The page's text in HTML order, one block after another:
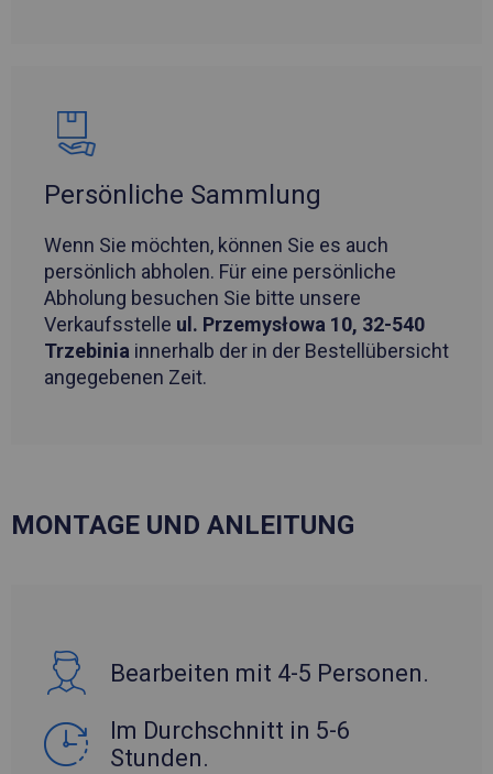
Persönliche Sammlung
Wenn Sie möchten, können Sie es auch
persönlich abholen. Für eine persönliche
Abholung besuchen Sie bitte unsere
Verkaufsstelle ul. Przemysłowa 10, 32-540
Trzebinia innerhalb der in der Bestellübersicht
angegebenen Zeit.
MONTAGE UND ANLEITUNG
Bearbeiten mit 4-5 Personen.
Im Durchschnitt in 5-6
Stunden.